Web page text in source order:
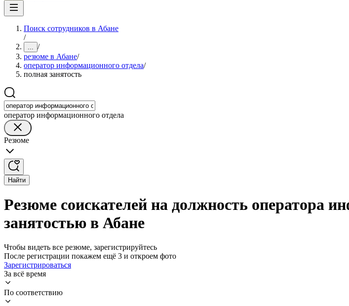
Поиск сотрудников в Абане
/
... /
резюме в Абане/
оператор информационного отдела/
полная занятость
оператор информационного отдела
Резюме
Найти
Резюме соискателей на должность оператора
занятостью в Абане
Чтобы видеть все резюме, зарегистрируйтесь
После регистрации покажем ещё 3 и откроем фото
Зарегистрироваться
За всё время
По соответствию